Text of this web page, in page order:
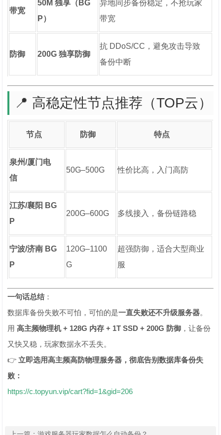
带宽
50M 独享（BG
P）
异地同步备份稳定，不抢玩家
带宽
防御 200G 独享防御
抗 DDoS/CC，避免攻击导致
备份中断
📍 高稳定性节点推荐（TOP云）
节点 防御 特点
泉州/厦门电
信
50G–500G 性价比高，入门高防
江苏/襄阳 BG
P
200G–600G 多线接入，备份链路稳
宁波/济南 BG
P
120G–1100
G
超强防御，适合大型商业
服
一句话总结：
数据库备份失败不可怕，可怕的是一直失败还不升级服务器。
用高主频物理机 + 128G 内存 + 1T SSD + 200G 防御 ，让备份
又快又稳，玩家数据永不丢失。
👉 立即选用高主频高防物理服务器，彻底告别数据库备份失
败：
https://c.topyun.vip/cart?fid=1&gid=206